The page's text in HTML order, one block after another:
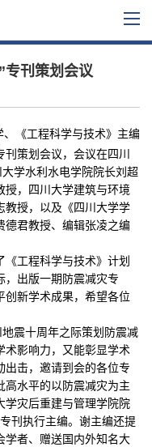
专刊策划会议
、《工程科学与技术》主编
刊策划会议，会议在四川
学水利水电学院院长刘超
授，四川大学建筑与环境
教授，以及《四川大学学
君教授、编辑张凌之编
工程科学与技术》计划
，出版一期防震减灾专
新学术成果，希望各位
地震十周年之际策划防震减
术影响力，又能彰显学术
击，邀请到会的各位专
水平的以防震减灾为主
学灾后重建与管理学院院
刊执行主编。谢主编还提
学者、赠送国内外知名大